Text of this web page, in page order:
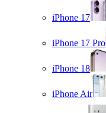
iPhone 17
iPhone 17 Pro
iPhone 18
iPhone Air